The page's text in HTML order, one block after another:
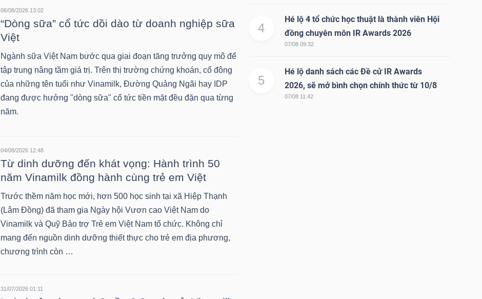
06/08/2026 13:02
“Dòng sữa” cổ tức dồi dào từ doanh nghiệp sữa
Việt
Ngành sữa Việt Nam bước qua giai đoạn tăng trưởng quy mô để
tập trung nâng tầm giá trị. Trên thị trường chứng khoán, cổ đông
của những tên tuổi như Vinamilk, Đường Quảng Ngãi hay IDP
đang được hưởng "dòng sữa" cổ tức tiền mặt đều đặn qua từng
năm.
04/08/2026 12:48
Từ dinh dưỡng đến khát vọng: Hành trình 50
năm Vinamilk đồng hành cùng trẻ em Việt
Trước thềm năm học mới, hơn 500 học sinh tại xã Hiệp Thạnh
(Lâm Đồng) đã tham gia Ngày hội Vươn cao Việt Nam do
Vinamilk và Quỹ Bảo trợ Trẻ em Việt Nam tổ chức. Không chỉ
mang đến nguồn dinh dưỡng thiết thực cho trẻ em địa phương,
chương trình còn …
31/07/2026 01:11
4
Hé lộ 4 tổ chức học thuật là thành viên Hội
đồng chuyên môn IR Awards 2026
07/08 09:32
5
Hé lộ danh sách các Đề cử IR Awards
2026, sẽ mở bình chọn chính thức từ 10/8
07/08 11:42